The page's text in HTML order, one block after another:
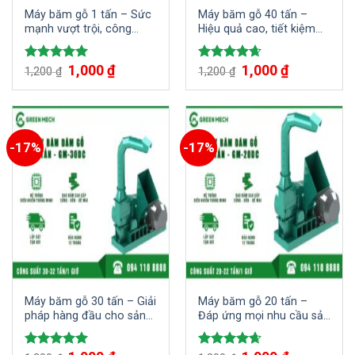
Máy băm gỗ 1 tấn – Sức
mạnh vượt trội, công
nghệ tiên tiến
Được xếp
5.00
1,200₫ Giá
gốc
là:
1,000₫Giá
hiện
tại
1,000 ₫.
Máy băm gỗ 40 tấn –
Hiệu quả cao, tiết kiệm
thời gian và công sức
Được xếp
4.67
1,200₫ Giá
gốc
là:
1,000₫Giá
hiện
tại
1,000 ₫.
-17%
Máy băm gỗ 30 tấn – Giải
pháp hàng đầu cho sản
xuất quy mô lớn
-17%
Máy băm gỗ 20 tấn –
Đáp ứng mọi nhu cầu sản
xuất dăm gỗ xuất khẩu